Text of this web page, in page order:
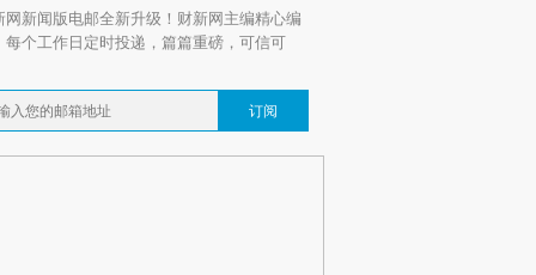
网新闻版电邮全新升级！财新网主编精心编
每个工作日定时投递，篇篇重磅，可信可
订阅